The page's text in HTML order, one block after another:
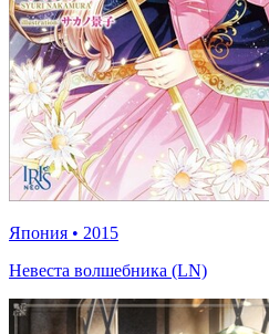
Япония • 2015
Невеста волшебника (LN)